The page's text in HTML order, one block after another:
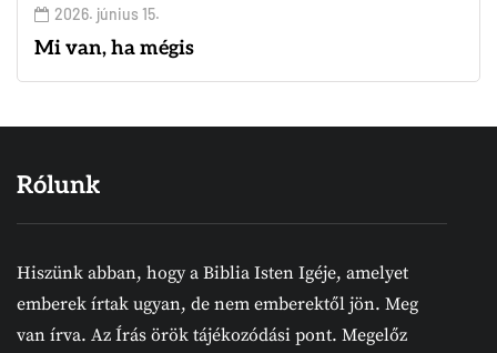
2026. június 15.
Mi van, ha mégis
Rólunk
Hiszünk abban, hogy a Biblia Isten Igéje, amelyet
emberek írtak ugyan, de nem emberektől jön. Meg
van írva. Az Írás örök tájékozódási pont. Megelőz